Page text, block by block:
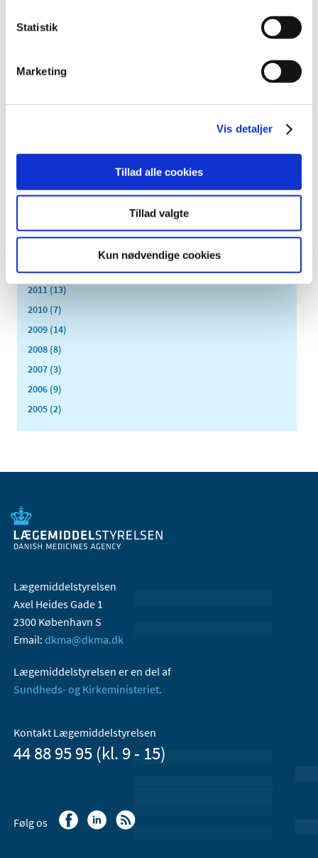
Statistik
Marketing
Vis detaljer
Tillad alle cookies
Tillad valgte
Kun nødvendige cookies
2024 (224)
2022 (197)
2018 (150)
2016 (167)
2014 (44)
2012 (44)
2011 (13)
2010 (7)
2009 (14)
2008 (8)
2007 (3)
2006 (9)
2005 (2)
Lægemiddelstyrelsen
Axel Heides Gade 1
2300 København S
Email: dkma@dkma.dk
Lægemiddelstyrelsen er en del af
Sundheds- og Kirkeministeriet.
Kontakt Lægemiddelstyrelsen
44 88 95 95 (kl. 9 - 15)
Følg os